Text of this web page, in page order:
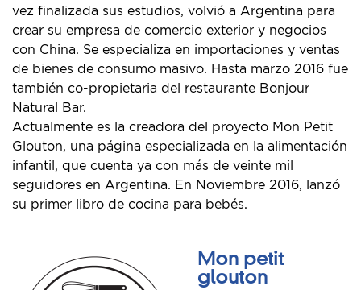
vez finalizada sus estudios, volvió a Argentina para
crear su empresa de comercio exterior y negocios
con China. Se especializa en importaciones y ventas
de bienes de consumo masivo. Hasta marzo 2016 fue
también co-propietaria del restaurante Bonjour
Natural Bar.
Actualmente es la creadora del proyecto Mon Petit
Glouton, una página especializada en la alimentación
infantil, que cuenta ya con más de veinte mil
seguidores en Argentina. En Noviembre 2016, lanzó
su primer libro de cocina para bebés.
Mon petit
glouton